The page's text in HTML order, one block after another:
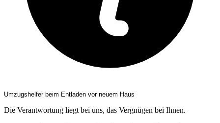
Umzugshelfer beim Entladen vor neuem Haus
Die Verantwortung liegt bei uns, das Vergnügen bei Ihnen.